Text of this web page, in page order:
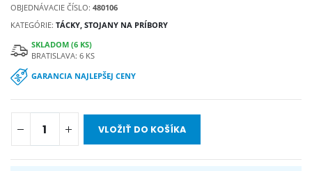
OBJEDNÁVACIE ČÍSLO:480106
KATEGÓRIE:TÁCKY, STOJANY NA PRÍBORY
SKLADOM (6 KS)
BRATISLAVA: 6 KS
GARANCIA NAJLEPŠEJ CENY
VLOŽIŤ DO KOŠÍKA